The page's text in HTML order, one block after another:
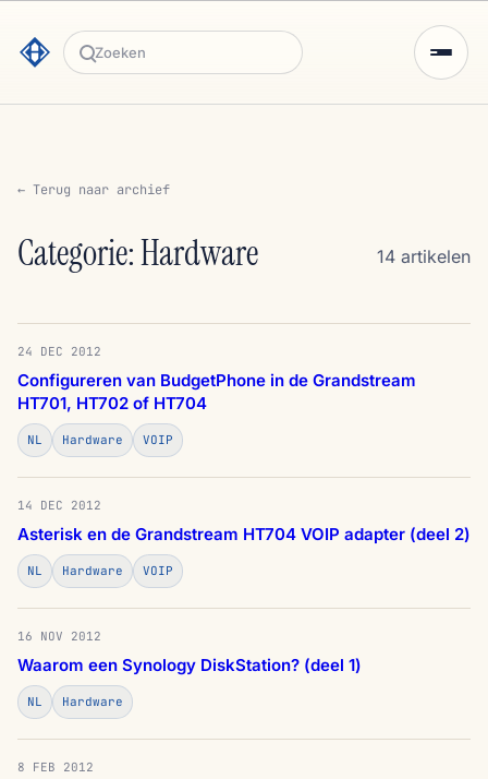
Zoeken
← Terug naar archief
Categorie: Hardware 14 artikelen
24 DEC 2012
Configureren van BudgetPhone in de Grandstream
HT701, HT702 of HT704
NL Hardware VOIP
14 DEC 2012
Asterisk en de Grandstream HT704 VOIP adapter (deel 2)
NL Hardware VOIP
16 NOV 2012
Waarom een Synology DiskStation? (deel 1)
NL Hardware
8 FEB 2012